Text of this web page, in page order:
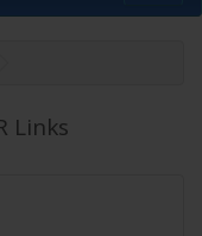
Links